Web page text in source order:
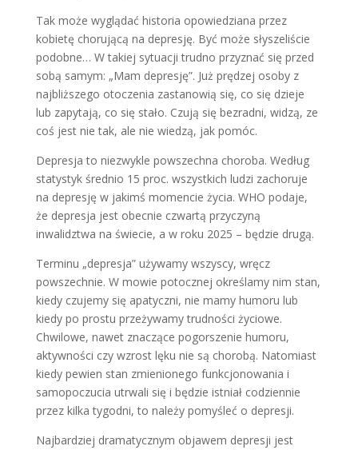
Tak może wyglądać historia opowiedzia­na przez
kobietę chorującą na depresję. Być może słyszeliście
podobne… W ta­kiej sytuacji trudno przyznać się przed
sobą samym: „Mam depresję”. Już prę­dzej osoby z
najbliższego otoczenia za­stanowią się, co się dzieje
lub zapytają, co się stało. Czują się bezradni, widzą, ze
coś jest nie tak, ale nie wiedzą, jak pomóc.
Depresja to niezwykle powszechna cho­roba. Według
statystyk średnio 15 proc. wszystkich ludzi zachoruje
na depresję w jakimś momencie życia. WHO podaje,
że depresja jest obecnie czwartą przy­czyną
inwalidztwa na świecie, a w roku 2025 – będzie drugą.
Terminu „depresja” używamy wszyscy, wręcz
powszechnie. W mowie potocz­nej określamy nim stan,
kiedy czujemy się apatyczni, nie mamy humoru lub
kiedy po prostu przeżywamy trudności życiowe.
Chwilowe, nawet znaczące pogorszenie humoru,
aktywności czy wzrost lęku nie są chorobą. Natomiast
kiedy pewien stan zmienionego funk­cjonowania i
samopoczucia utrwali się i będzie istniał codziennie
przez kilka tygodni, to należy pomyśleć o depresji.
Najbardziej dramatycznym objawem depresji jest